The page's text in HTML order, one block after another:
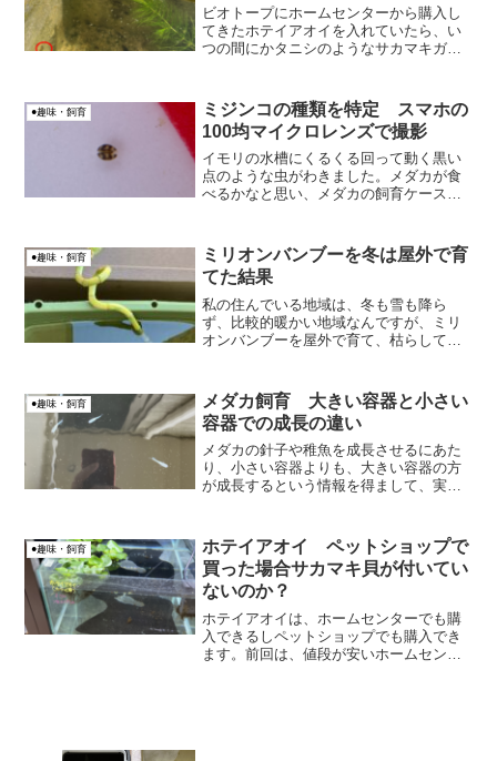
ビオトープにホームセンターから購入し
てきたホテイアオイを入れていたら、い
つの間にかタニシのようなサカマキガイ
和名は、殻が多くの巻貝類とは逆の左巻
きであることに由来する。
●趣味・飼育
ミジンコの種類を特定 スマホの
100均マイクロレンズで撮影
イモリの水槽にくるくる回って動く黒い
点のような虫がわきました。メダカが食
べるかなと思い、メダカの飼育ケースに
るくる回り動く、メダカにとって不吉な
黒い点の虫が何なのか、正体を突...
●趣味・飼育
ミリオンバンブーを冬は屋外で育
てた結果
私の住んでいる地域は、冬も雪も降ら
ず、比較的暖かい地域なんですが、ミリ
オンバンブーを屋外で育て、枯らしてし
●趣味・飼育
メダカ飼育 大きい容器と小さい
容器での成長の違い
メダカの針子や稚魚を成長させるにあた
り、小さい容器よりも、大きい容器の方
が成長するという情報を得まして、実験
●趣味・飼育
ホテイアオイ ペットショップで
買った場合サカマキ貝が付いてい
ないのか？
ホテイアオイは、ホームセンターでも購
入できるしペットショップでも購入でき
ます。前回は、値段が安いホームセンタ